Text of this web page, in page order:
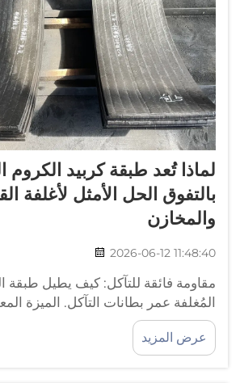
لماذا تُعد طبقة كربيد الكروم
بالتفوق الحل الأمثل لأغلفة
والمخازن
2026-06-12 11:48:40
مقاومة فائقة للتآكل: كيف يطيل طبقة
المُغلفة عمر بطانات التآكل. الميزة
الكربيدات. توفر طبقة الكروم كاربايد
استثنائية للتآكل بفضل تركيبها الفريد...
عرض المزيد